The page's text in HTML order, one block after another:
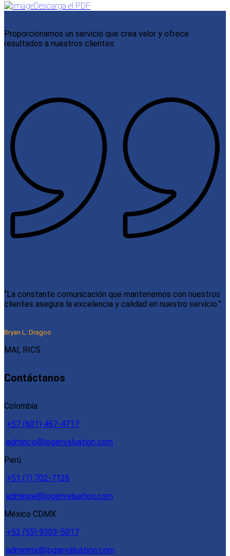
Descarga el PDF
Proporcionamos un servicio que crea valor y ofrece
resultados a nuestros clientes.
“La constante comunicación que mantenemos con nuestros
clientes asegura la excelencia y calidad en nuestro servicio.”
Bryan L. Dragoo
MAI, RICS
Contáctanos
Colombia
+57 (601) 467-4717
adminco@loganvaluation.com
Perú
+51 (1) 702-7126
adminpe@loganvaluation.com
México CDMX
+52 (55) 9303-5017
adminmx@loganvaluation.com